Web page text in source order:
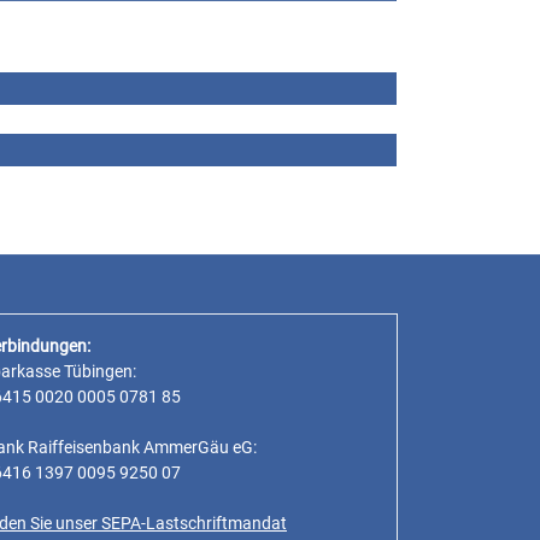
Tübingen:
0020 0005 0781 85
Raiffeisenbank AmmerGäu eG:
1397 0095 9250 07
Sie unser SEPA-Lastschriftmandat